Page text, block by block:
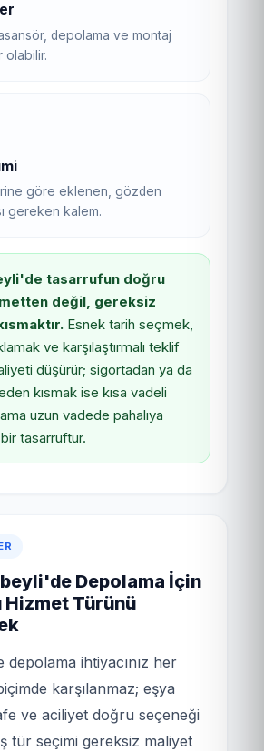
depolama ve montaj
olabilir.
göre eklenen, gözden
gereken kalem.
tasarrufun doğru
değil, gereksiz
Esnek tarih seçmek,
ve karşılaştırmalı teklif
düşürür; sigortadan ya da
kısmak ise kısa vadeli
uzun vadede pahalıya
tasarruftur.
Depolama İçin
Hizmet Türünü
depolama ihtiyacınız her
karşılanmaz; eşya
ve aciliyet doğru seçeneği
tür seçimi gereksiz maliyet